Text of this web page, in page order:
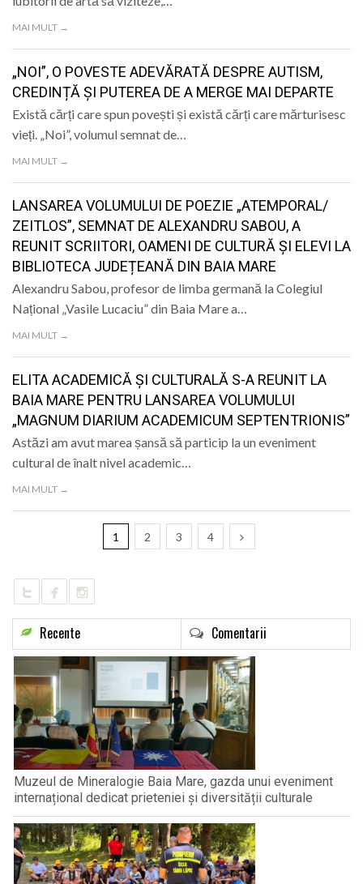
MAI MULT →
„NOI”, O POVESTE ADEVĂRATĂ DESPRE AUTISM,
CREDINȚĂ ȘI PUTEREA DE A MERGE MAI DEPARTE
Există cărți care spun povești și există cărți care mărturisesc
vieți. „Noi”, volumul semnat de…
MAI MULT →
LANSAREA VOLUMULUI DE POEZIE „ATEMPORAL/
ZEITLOS”, SEMNAT DE ALEXANDRU SABOU, A
REUNIT SCRIITORI, OAMENI DE CULTURĂ ȘI ELEVI LA
BIBLIOTECA JUDEȚEANĂ DIN BAIA MARE
Alexandru Sabou, profesor de limba germană la Colegiul
Național „Vasile Lucaciu” din Baia Mare a…
MAI MULT →
ELITA ACADEMICĂ ȘI CULTURALĂ S-A REUNIT LA
BAIA MARE PENTRU LANSAREA VOLUMULUI
„MAGNUM DIARIUM ACADEMICUM SEPTENTRIONIS”
Astăzi am avut marea șansă să particip la un eveniment
cultural de înalt nivel academic…
MAI MULT →
1 2 3 4
Recente Comentarii
Muzeul de Mineralogie Baia Mare, gazda unui eveniment
internațional dedicat prieteniei și diversității culturale